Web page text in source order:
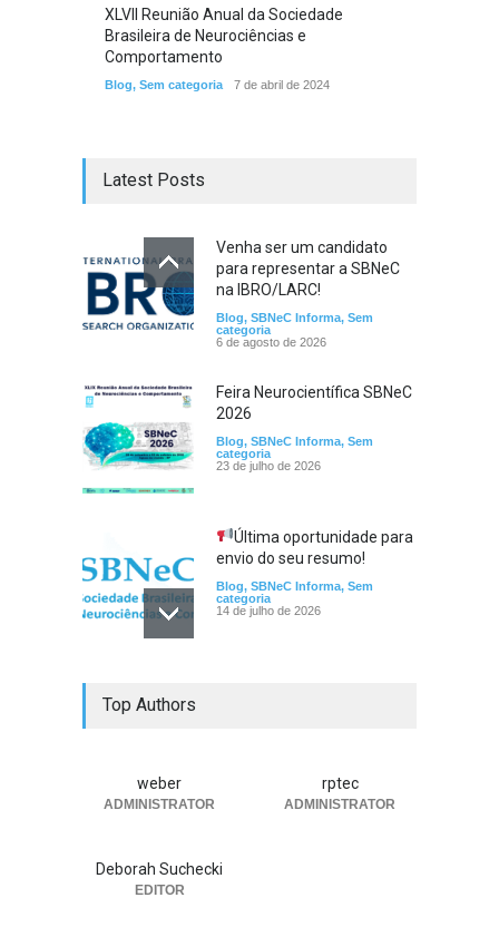
XLVII Reunião Anual da Sociedade
Brasileira de Neurociências e
Comportamento
Blog, Sem categoria 7 de abril de 2024
Latest Posts
Venha ser um candidato
para representar a SBNeC
na IBRO/LARC!
Blog, SBNeC Informa, Sem
categoria
6 de agosto de 2026
Feira Neurocientífica SBNeC
2026
Blog, SBNeC Informa, Sem
categoria
23 de julho de 2026
Última oportunidade para
envio do seu resumo!
Blog, SBNeC Informa, Sem
categoria
14 de julho de 2026
Blog
Top Authors
weber
ADMINISTRATOR
rptec
ADMINISTRATOR
Deborah Suchecki
EDITOR